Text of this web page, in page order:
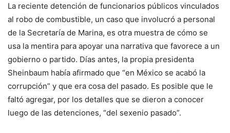
La reciente detención de funcionarios públicos vinculados
al robo de combustible, un caso que involucró a personal
de la Secretaría de Marina, es otra muestra de cómo se
usa la mentira para apoyar una narrativa que favorece a un
gobierno o partido. Días antes, la propia presidenta
Sheinbaum había afirmado que “en México se acabó la
corrupción” y que era cosa del pasado. Es posible que le
faltó agregar, por los detalles que se dieron a conocer
luego de las detenciones, “del sexenio pasado”.